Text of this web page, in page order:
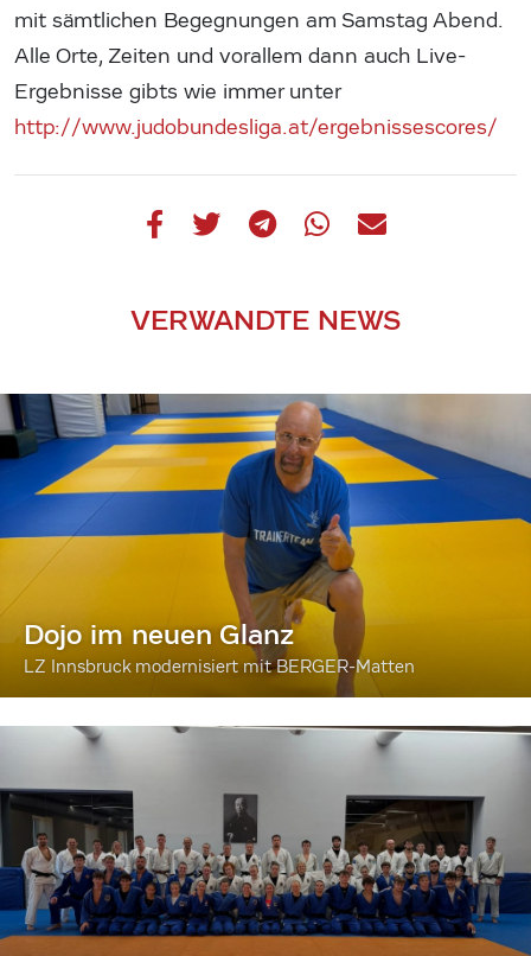
mit sämtlichen Begegnungen am Samstag Abend.
Alle Orte, Zeiten und vorallem dann auch Live-
Ergebnisse gibts wie immer unter
http://www.judobundesliga.at/ergebnissescores/
VERWANDTE NEWS
Dojo im neuen Glanz
LZ Innsbruck modernisiert mit BERGER-Matten